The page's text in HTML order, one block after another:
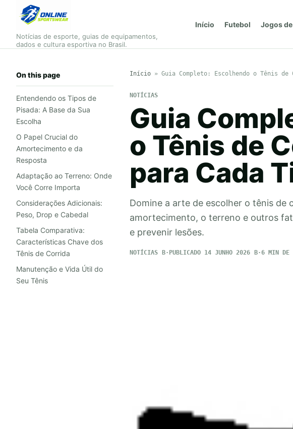
Notícias de esporte, guias de equipamentos,
dados e cultura esportiva no Brasil.
Início Futebol Jogos
On this page
Entendendo os Tipos de
Pisada: A Base da Sua
Escolha
O Papel Crucial do
Amortecimento e da
Resposta
Adaptação ao Terreno: Onde
Você Corre Importa
Considerações Adicionais:
Peso, Drop e Cabedal
Tabela Comparativa:
Características Chave dos
Tênis de Corrida
Manutenção e Vida Útil do
Seu Tênis
Início» Guia Completo: Escolhendo o Tênis
NOTÍCIAS
Guia
o Tênis de
para Cada
Domine a arte de escolher o tênis de
amortecimento, o terreno e outros
e prevenir lesões.
NOTÍCIAS PUBLICADO 14 JUNHO 2026 6 MIN DE